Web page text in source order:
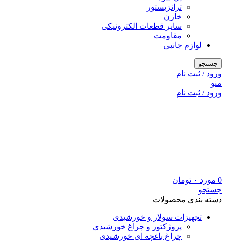
ترانزیستور
خازن
سایر قطعات الکترونیکی
مقاومت
لوازم جانبی
جستجو
ورود / ثبت نام
منو
ورود / ثبت نام
0 مورد ۰ تومان
جستجو
دسته بندی محصولات
تجهیزات سولار و خورشیدی
پروژکتور و چراغ خورشیدی
چراغ باغچه ای خورشیدی